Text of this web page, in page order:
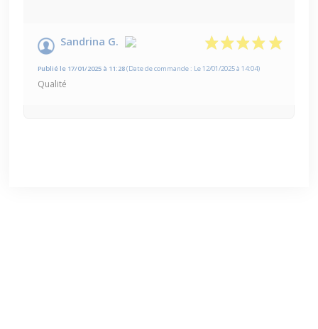
Sandrina G.
Publié le 17/01/2025 à 11:28(Date de commande : Le 12/01/2025 à 14:04)
Qualité